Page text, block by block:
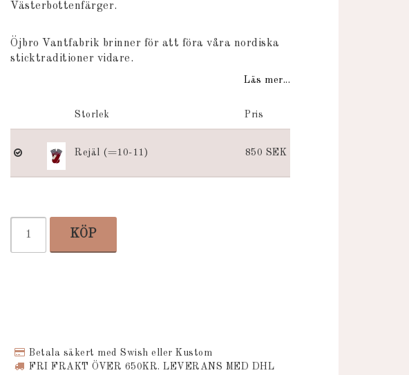
Västerbottenfärger.
Öjbro Vantfabrik brinner för att föra våra nordiska
sticktraditioner vidare.
Läs mer...
Storlek Pris
Rejäl (=10-11) 850 SEK
KÖP
Betala säkert med Swish eller Kustom
FRI FRAKT ÖVER 650KR. LEVERANS MED DHL